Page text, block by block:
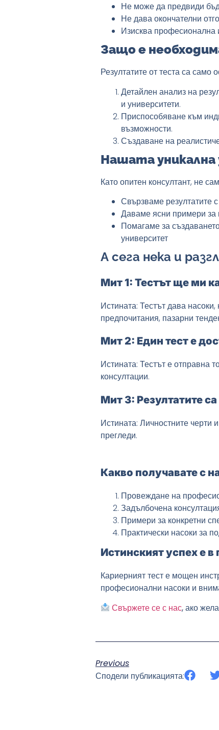
Не може да предвиди
Не дава окончателни
Изисква професионална
Защо е
Резултатите от теста са
Детайлен анализ на
и университети.
Приспособяване към
възможности.
Създаване на
Нашата уникална
Като опитен консултант, не
Свързваме резултатите
Даваме ясни примери за
Помагаме за
университет
А сега нека и
Мит 1: Тестът ще ми
Истината: Тестът дава
предпочитания, пазарни
Мит 2: Един тест е
Истината: Тестът е отправна
консултации.
Мит 3: Резултатите
Истината: Личностните черти
прегледи.
Какво получавате с
Провеждане на
Задълбочена
Примери за конкретни
Практически насоки за
Истинският успех е
Кариерният тест е мощен
професионални насоки и
Свържете се с нас, ако
Previous
Сподели публикацията: